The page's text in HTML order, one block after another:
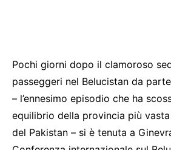
Pochi giorni dopo il clamoroso
passeggeri nel Belucistan da
– l’ennesimo episodio che ha
equilibrio della provincia più
del Pakistan – si è tenuta a